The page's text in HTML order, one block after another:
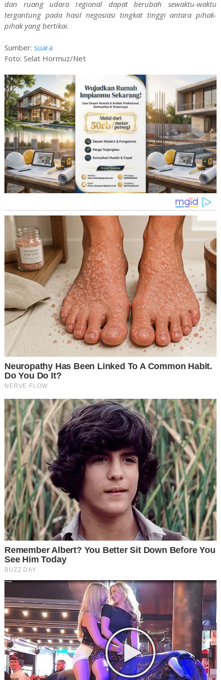
dan ruang udara regional dapat berubah sewaktu-waktu
tergantung pada hasil negosiasi tingkat tinggi antara pihak-
pihak yang bertikai.
Sumber: suara
Foto: Selat Hormuz/Net